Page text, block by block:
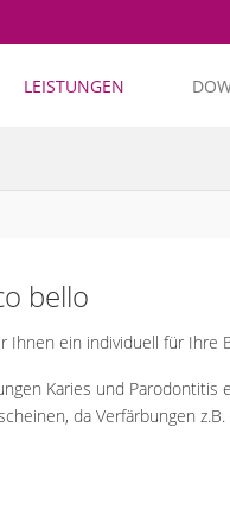
LEISTUNGEN
bello
ein individuell für Ihre
Karies und
da Verfärbungen